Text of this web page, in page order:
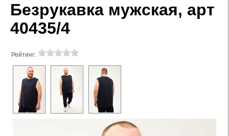
Безрукавка мужская, арт
40435/4
Рейтинг: